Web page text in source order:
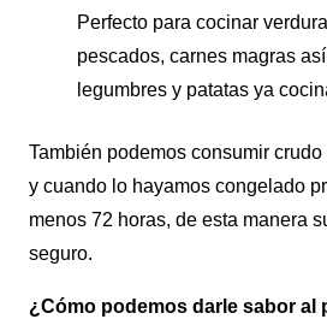
Perfecto para cocinar
pescados, carnes magras
legumbres y patatas ya
También podemos consumir
y cuando lo hayamos congelado
menos 72 horas, de esta manera
seguro.
¿Cómo podemos darle sabor al